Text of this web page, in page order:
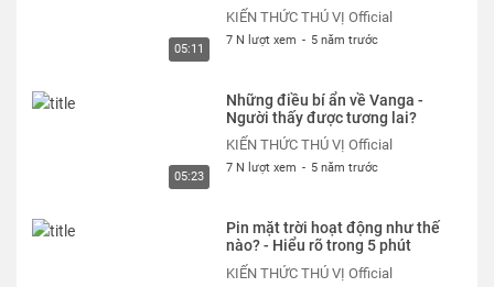
05:11
KIẾN THỨC THÚ VỊ Official
7 N lượt xem - 5 năm trước
05:23
Những điều bí ẩn về Vanga -
Người thấy được tương lai?
KIẾN THỨC THÚ VỊ Official
7 N lượt xem - 5 năm trước
Pin mặt trời hoạt động như thế
nào? - Hiểu rõ trong 5 phút
KIẾN THỨC THÚ VỊ Official